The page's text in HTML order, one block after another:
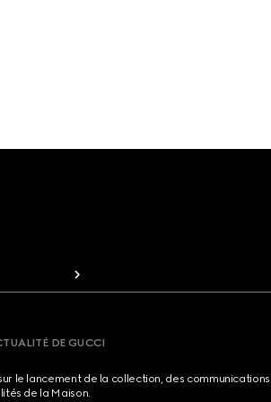
DE GUCCI
le lancement de la collection, des communications
de la Maison.